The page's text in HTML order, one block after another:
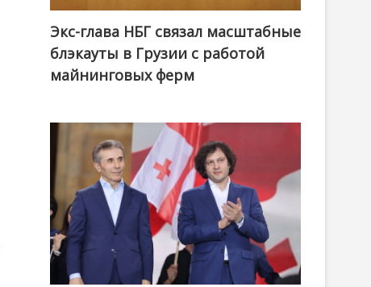
Экс-глава НБГ связал масштабные
блэкауты в Грузии с работой
майнинговых ферм